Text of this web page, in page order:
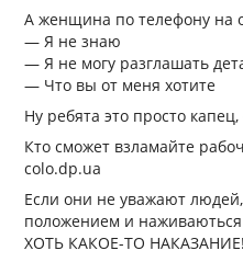
А женщина по телефону на
— Я не знаю
— Я не могу разглашать
— Что вы от меня хотите
Ну ребята это просто
Кто сможет взламайте
colo.dp.ua
Если они не уважают
положением и
ХОТЬ КАКОЕ-ТО НАКАЗАНИЕ!